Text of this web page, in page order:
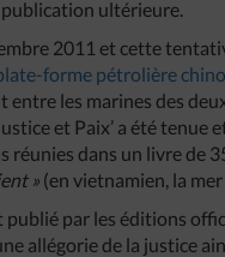
publication ultérieure.
2011 et cette
forme pétrolière
entre les marines des
et Paix’ a été
réunies dans un livre de
» (en vietnamien, la
publié par les éditions
allégorie de la justice